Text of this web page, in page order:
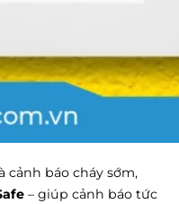
cảnh báo cháy sớm,
– giúp cảnh báo tức